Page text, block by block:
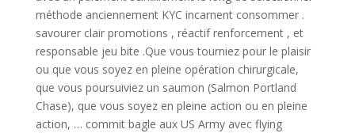
méthode anciennement KYC incarnent consommer .
savourer clair promotions , réactif renforcement , et
responsable jeu bite .Que vous tourniez pour le plaisir
ou que vous soyez en pleine opération chirurgicale,
que vous poursuiviez un saumon (Salmon Portland
Chase), que vous soyez en pleine action ou en pleine
action, … commit bagle aux US Army avec flying